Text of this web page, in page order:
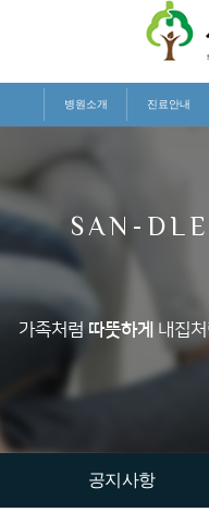
병원소개 진료안내
SAN-
가족처럼 따뜻하게 내집
공지사항